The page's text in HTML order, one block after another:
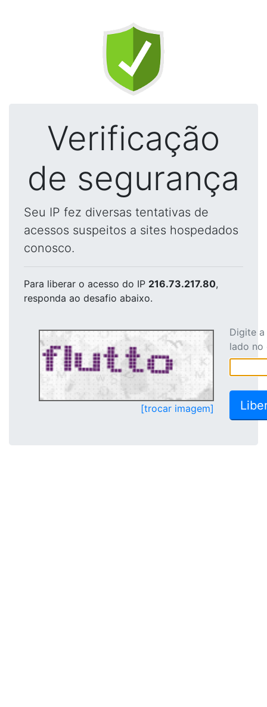
Verificação
de segurança
Seu IP fez diversas tentativas de
acessos suspeitos a sites hospedados
conosco.
Para liberar o acesso do IP 216.73.217.80,
responda ao desafio abaixo.
[trocar imagem]
Digite
lado no